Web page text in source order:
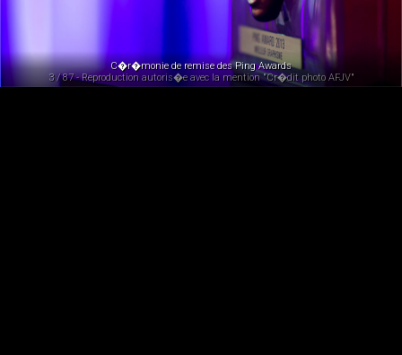
C�r�monie de remise des Ping Awards
3 / 87 - Reproduction autoris�e avec la mention "Cr�dit photo AFJV"